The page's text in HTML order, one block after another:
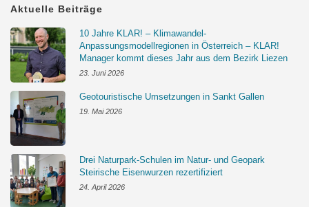
Aktuelle Beiträge
10 Jahre KLAR! – Klimawandel-
Anpassungsmodellregionen in Österreich – KLAR!
Manager kommt dieses Jahr aus dem Bezirk Liezen
23. Juni 2026
Geotouristische Umsetzungen in Sankt Gallen
19. Mai 2026
Drei Naturpark-Schulen im Natur- und Geopark
Steirische Eisenwurzen rezertifiziert
24. April 2026